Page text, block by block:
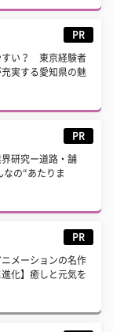
PR
すい？ 東京経験者
実する愛知県の魅
PR
界研究ー道路・舗
なの“あたりま
PR
ニメーションの名作
化】癒しと元気を